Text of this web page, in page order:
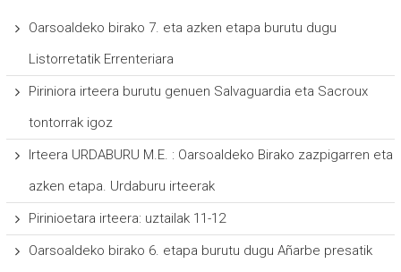
Oarsoaldeko birako 7. eta azken etapa burutu dugu
Listorretatik Errenteriara
Piriniora irteera burutu genuen Salvaguardia eta Sacroux
tontorrak igoz
Irteera URDABURU M.E. : Oarsoaldeko Birako zazpigarren eta
azken etapa. Urdaburu irteerak
Pirinioetara irteera: uztailak 11-12
Oarsoaldeko birako 6. etapa burutu dugu Añarbe presatik